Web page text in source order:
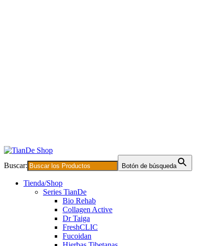
Buscar: Botón de búsqueda
Tienda/Shop
Series TianDe
Bio Rehab
Collagen Active
Dr Taiga
FreshCLIC
Fucoidan